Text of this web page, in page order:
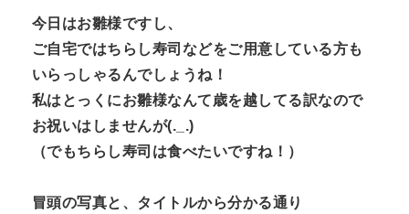
今日はお雛様ですし、
ご自宅ではちらし寿司などをご用意している方も
いらっしゃるんでしょうね！
私はとっくにお雛様なんて歳を越してる訳なので
お祝いはしませんが(._.)
（でもちらし寿司は食べたいですね！）
冒頭の写真と、タイトルから分かる通り